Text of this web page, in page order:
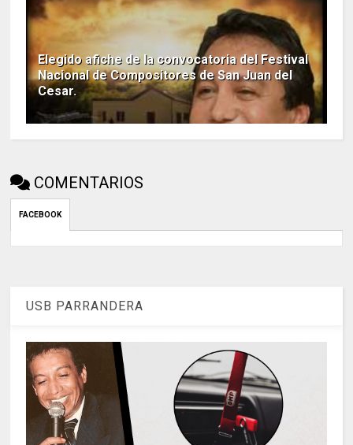
Elegido afiche de la convocatoria del Festival
Nacional de Compositores de San Juan del
Cesar.
COMENTARIOS
FACEBOOK
USB PARRANDERA